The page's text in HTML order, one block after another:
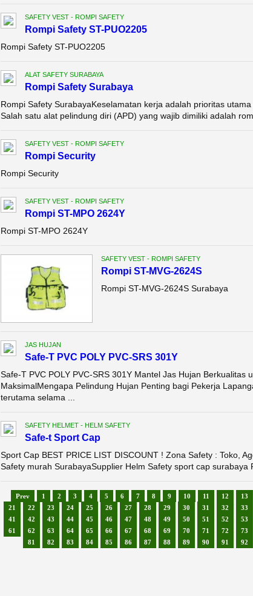
SAFETY VEST - ROMPI SAFETY
Rompi Safety ST-PUO2205
Rompi Safety ST-PUO2205
ALAT SAFETY SURABAYA
Rompi Safety Surabaya
Rompi Safety SurabayaKeselamatan kerja adalah prioritas
Salah satu alat pelindung diri (APD) yang wajib dimiliki adalah
SAFETY VEST - ROMPI SAFETY
Rompi Security
Rompi Security
SAFETY VEST - ROMPI SAFETY
Rompi ST-MPO 2624Y
Rompi ST-MPO 2624Y
SAFETY VEST - ROMPI SAFETY
Rompi ST-MVG-2624S
Rompi ST-MVG-2624S Surabaya
JAS HUJAN
Safe-T PVC POLY PVC-SRS 301Y
Safe-T PVC POLY PVC-SRS 301Y Mantel Jas Hujan Berkualitas
MaksimalMengapa Pelindung Hujan Penting bagi Pekerja
terutama selama ...
SAFETY HELMET - HELM SAFETY
Safe-t Sport Cap
Sport Cap BEST PRICE LIST DISCOUNT ! Zona Safety : Toko,
Safety murah SurabayaSupplier Helm Safety sport cap surabaya
Prev 1 2 3 4 5 6 7 8 9 10 11 12 13
21
22 23 24 25 26 27 28 29 30 31 32 33
41
42 43 44 45 46 47 48 49 50 51 52 53
61
62 63 64 65 66 67 68 69 70 71 72 73
81
82 83 84 85 86 87 88 89 90 91 92